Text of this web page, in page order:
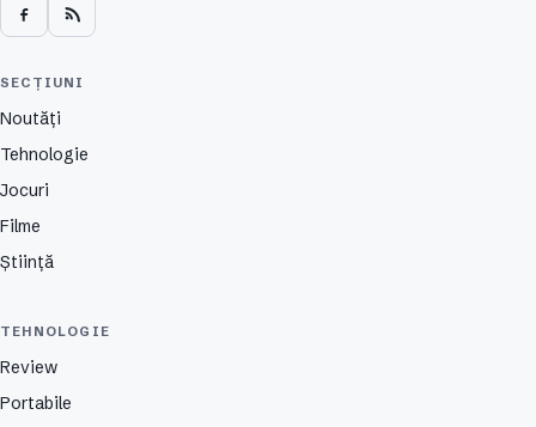
SECȚIUNI
Noutăți
Tehnologie
Jocuri
Filme
Știință
TEHNOLOGIE
Review
Portabile